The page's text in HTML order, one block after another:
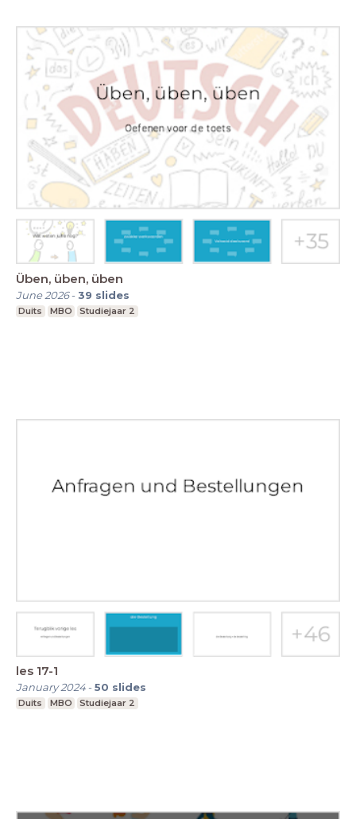
Üben, üben, üben
June 2026-39 slides
Duits MBO Studiejaar 2
les 17-1
January 2024-50 slides
Duits MBO Studiejaar 2